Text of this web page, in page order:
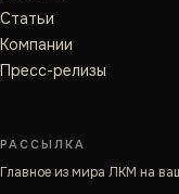
Статьи
Компании
Пресс-релизы
РАССЫЛКА
Главное из мира ЛКМ на